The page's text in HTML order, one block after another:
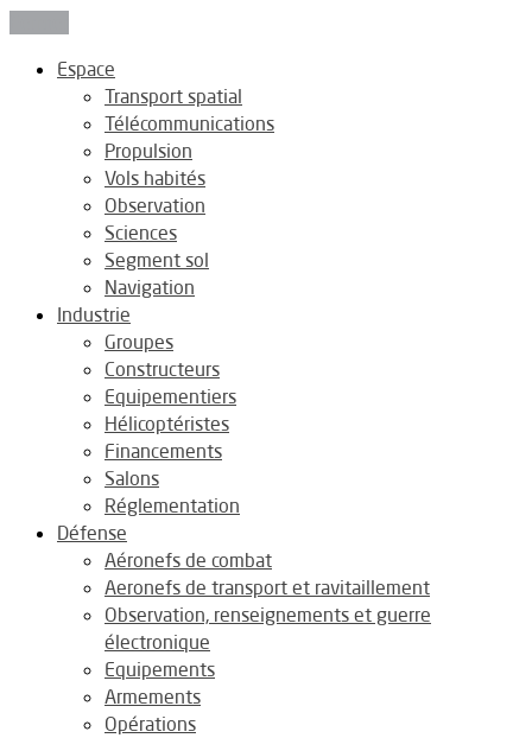
Espace
Transport spatial
Télécommunications
Propulsion
Vols habités
Observation
Sciences
Segment sol
Navigation
Industrie
Groupes
Constructeurs
Equipementiers
Hélicoptéristes
Financements
Salons
Réglementation
Défense
Aéronefs de combat
Aeronefs de transport et ravitaillement
Observation, renseignements et guerre
électronique
Equipements
Armements
Opérations